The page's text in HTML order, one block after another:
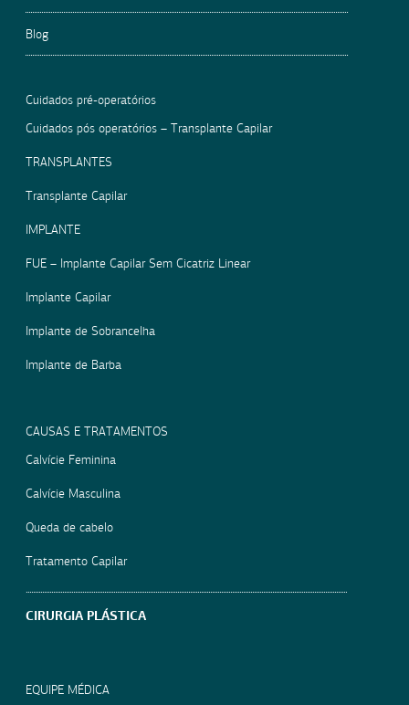
Blog
Cuidados pré-operatórios
Cuidados pós operatórios – Transplante Capilar
TRANSPLANTES
Transplante Capilar
IMPLANTE
FUE – Implante Capilar Sem Cicatriz Linear
Implante Capilar
Implante de Sobrancelha
Implante de Barba
CAUSAS E TRATAMENTOS
Calvície Feminina
Calvície Masculina
Queda de cabelo
Tratamento Capilar
CIRURGIA PLÁSTICA
EQUIPE MÉDICA